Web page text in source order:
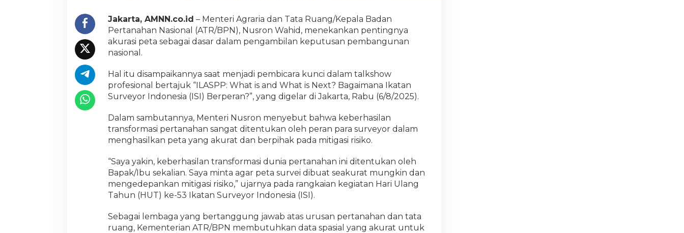
u
n
g
P
a
n
g
n
n
N
s
n
a
Jakarta, AMNN.co.id – Menteri Agraria dan Tata Ruang/Kepala Badan
Pertanahan Nasional (ATR/BPN), Nusron Wahid, menekankan pentingnya
akurasi peta sebagai dasar dalam pengambilan keputusan pembangunan
nasional.
Hal itu disampaikannya saat menjadi pembicara kunci dalam talkshow
profesional bertajuk “ILASPP: What is and What is Next? Bagaimana Ikatan
Surveyor Indonesia (ISI) Berperan?”, yang digelar di Jakarta, Rabu (6/8/2025).
Dalam sambutannya, Menteri Nusron menyebut bahwa keberhasilan
transformasi pertanahan sangat ditentukan oleh peran para surveyor dalam
menghasilkan peta yang akurat dan berpihak pada mitigasi risiko.
“Saya yakin, keberhasilan transformasi dunia pertanahan ini ditentukan oleh
Bapak/Ibu sekalian. Saya minta agar peta survei dibuat seakurat mungkin dan
mengedepankan mitigasi risiko,” ujarnya pada rangkaian kegiatan Hari Ulang
Tahun (HUT) ke-53 Ikatan Surveyor Indonesia (ISI).
Sebagai lembaga yang bertanggung jawab atas urusan pertanahan dan tata
ruang, Kementerian ATR/BPN membutuhkan data spasial yang akurat untuk